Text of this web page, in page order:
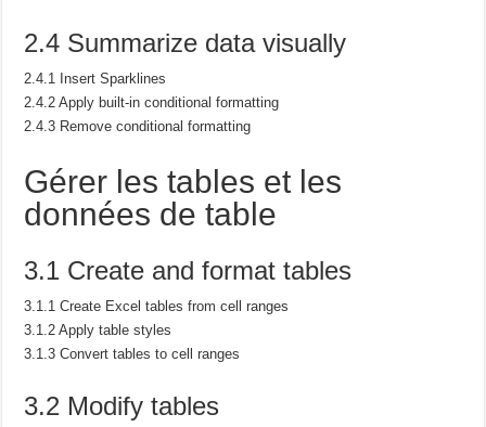
2.4 Summarize data visually
2.4.1 Insert Sparklines
2.4.2 Apply built-in conditional formatting
2.4.3 Remove conditional formatting
Gérer les tables et les
données de table
3.1 Create and format tables
3.1.1 Create Excel tables from cell ranges
3.1.2 Apply table styles
3.1.3 Convert tables to cell ranges
3.2 Modify tables